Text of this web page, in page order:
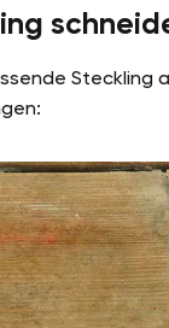
Steckling